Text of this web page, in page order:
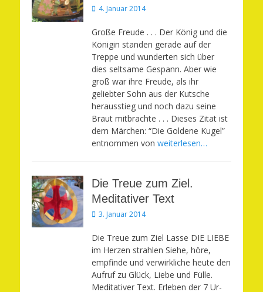
Veröffentlicht
4. Januar 2014
Große Freude . . . Der König und die
Königin standen gerade auf der
Treppe und wunderten sich über
dies seltsame Gespann. Aber wie
groß war ihre Freude, als ihr
geliebter Sohn aus der Kutsche
herausstieg und noch dazu seine
Braut mitbrachte . . . Dieses Zitat ist
dem Märchen: “Die Goldene Kugel”
entnommen von weiterlesen…
Die Treue zum Ziel.
Meditativer Text
Veröffentlicht
3. Januar 2014
Die Treue zum Ziel Lasse DIE LIEBE
im Herzen strahlen Siehe, höre,
empfinde und verwirkliche heute den
Aufruf zu Glück, Liebe und Fülle.
Meditativer Text. Erleben der 7 Ur-